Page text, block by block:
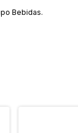
Bebidas.